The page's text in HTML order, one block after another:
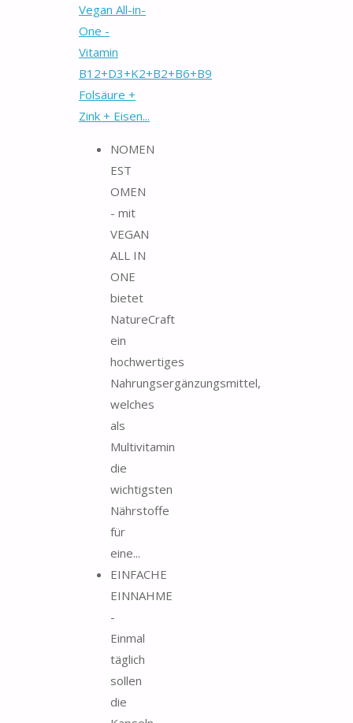
Vegan All-in-
One -
Vitamin
B12+D3+K2+B2+B6+B9
Folsäure +
Zink + Eisen...
NOMEN
EST
OMEN
- mit
VEGAN
ALL IN
ONE
bietet
NatureCraft
ein
hochwertiges
Nahrungsergänzungsmittel,
welches
als
Multivitamin
die
wichtigsten
Nährstoffe
für
eine...
EINFACHE
EINNAHME
-
Einmal
täglich
sollen
die